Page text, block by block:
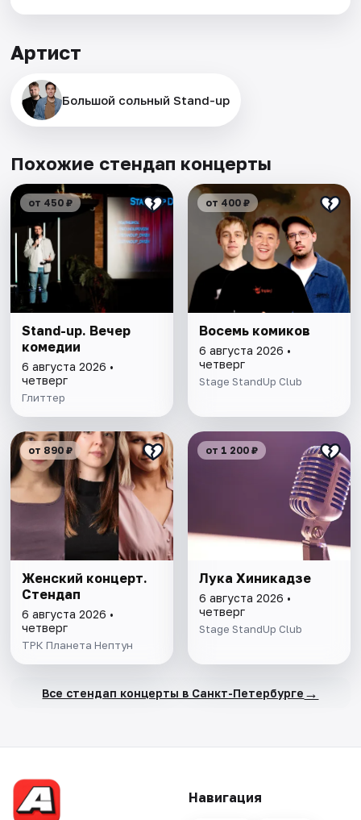
Артист
Большой сольный Stand-up
Похожие стендап концерты
от 450 ₽
Stand-up. Вечер
комедии
6 августа 2026 •
четверг
Глиттер
от 400 ₽
Восемь комиков
6 августа 2026 •
четверг
Stage StandUp Club
от 890 ₽
Женский концерт.
Стендап
6 августа 2026 •
четверг
ТРК Планета Нептун
от 1 200 ₽
Лука Хиникадзе
6 августа 2026 •
четверг
Stage StandUp Club
Все стендап концерты в Санкт-Петербурге →
Навигация